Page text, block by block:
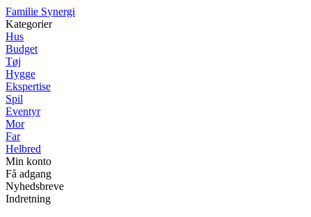
Familie Synergi
Kategorier
Hus
Budget
Tøj
Hygge
Ekspertise
Spil
Eventyr
Mor
Far
Helbred
Min konto
Få adgang
Nyhedsbreve
Indretning